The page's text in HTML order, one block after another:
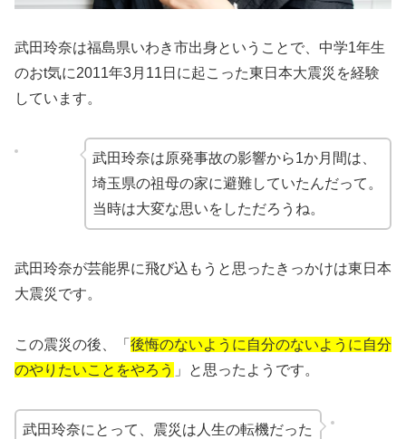
武田玲奈は福島県いわき市出身ということで、中学1年生
のおt気に2011年3月11日に起こった東日本大震災を経験
しています。
武田玲奈は原発事故の影響から1か月間は、
埼玉県の祖母の家に避難していたんだって。
当時は大変な思いをしただろうね。
武田玲奈が芸能界に飛び込もうと思ったきっかけは東日本
大震災です。
この震災の後、「 後悔のないように自分のないように自分
のやりたいことをやろう 」と思ったようです。
武田玲奈にとって、震災は人生の転機だった